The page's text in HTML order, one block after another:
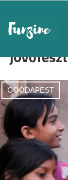
GOODAPEST